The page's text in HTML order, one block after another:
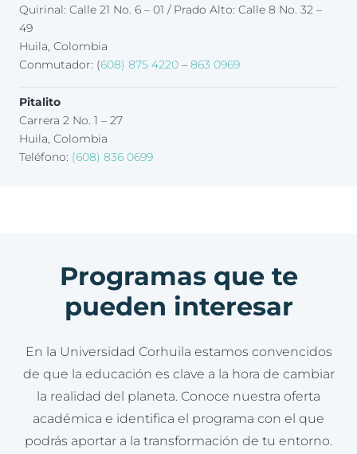
Quirinal: Calle 21 No. 6 – 01 / Prado Alto: Calle 8 No. 32 –
49
Huila, Colombia
Conmutador: (608) 875 4220 – 863 0969
Pitalito
Carrera 2 No. 1 – 27
Huila, Colombia
Teléfono: (608) 836 0699
Programas que te
pueden interesar
En la Universidad Corhuila estamos convencidos
de que la educación es clave a la hora de cambiar
la realidad del planeta. Conoce nuestra oferta
académica e identifica el programa con el que
podrás aportar a la transformación de tu entorno.